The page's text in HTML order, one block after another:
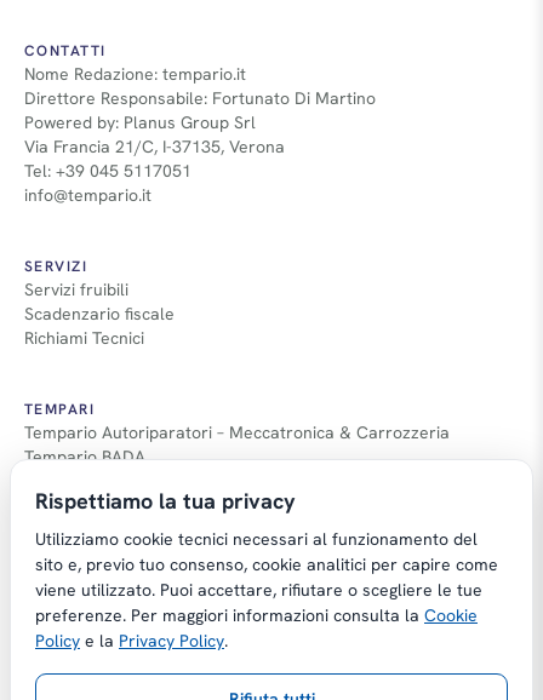
CONTATTI
Nome Redazione: tempario.it
Direttore Responsabile: Fortunato Di Martino
Powered by: Planus Group Srl
Via Francia 21/C, I-37135, Verona
Tel: +39 045 5117051
info@tempario.it
SERVIZI
Servizi fruibili
Scadenzario fiscale
Richiami Tecnici
TEMPARI
Tempario Autoriparatori – Meccatronica & Carrozzeria
Tempario BADA
Guida Applicazione Tempi
Copyright © Tempario.it | Powered by
Planus Group Srl - P.I. IT03584100238
Rispettiamo la tua privacy
Utilizziamo cookie tecnici necessari al funzionamento del
sito e, previo tuo consenso, cookie analitici per capire come
viene utilizzato. Puoi accettare, rifiutare o scegliere le tue
preferenze. Per maggiori informazioni consulta la Cookie
Policy e la Privacy Policy.